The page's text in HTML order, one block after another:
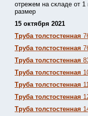
отрежем на складе от
размер
15 октября 2021
Труба толстостенная
Труба толстостенная
Труба толстостенная
Труба толстостенная
Труба толстостенная
Труба толстостенная
Труба толстостенная